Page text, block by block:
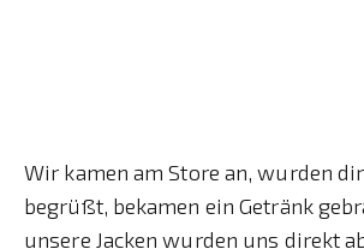
Wir kamen am Store an, wurden
begrüßt, bekamen ein Getränk
unsere Jacken wurden uns direkt